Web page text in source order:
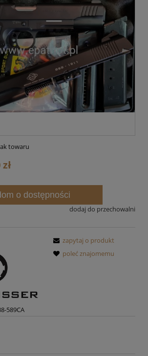
towaru
o dostępności
dodaj do przechowalni
589CA
zapytaj o produkt
poleć znajomemu